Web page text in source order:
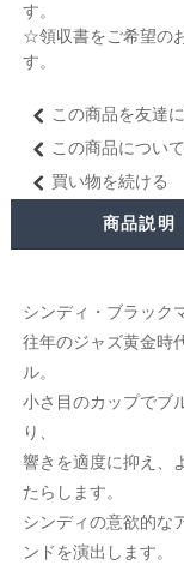
す。
☆領収書をご希望の
す。
この商品を友達
この商品につい
買い物を続ける
商品説明
シンディ・ブラック
往年のジャズ黄金時
ル。
小さ目のカップでブ
り、
響きを適度に抑え、
たらします。
シンディの意欲的な
ンドを演出します。